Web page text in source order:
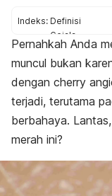
Indeks: Definisi
Gejala
Penyebab
Diagnosis
Pengobatan
Pencegahan
Pernahkah Anda
muncul bukan
dengan cherry
terjadi, terutama
berbahaya.
merah ini?